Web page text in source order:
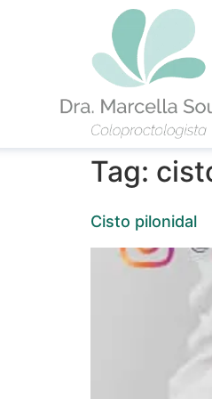
Tag:
Cisto pilonidal